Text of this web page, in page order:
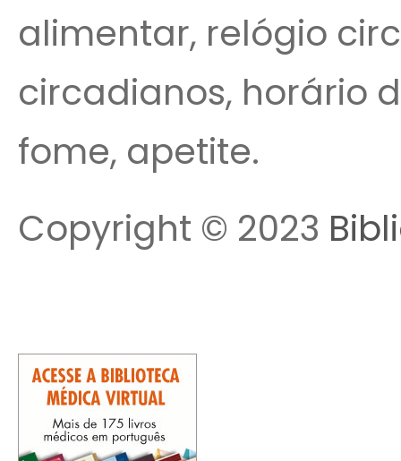
alimentar, relógio
circadianos, horário
fome, apetite.
Copyright © 2023